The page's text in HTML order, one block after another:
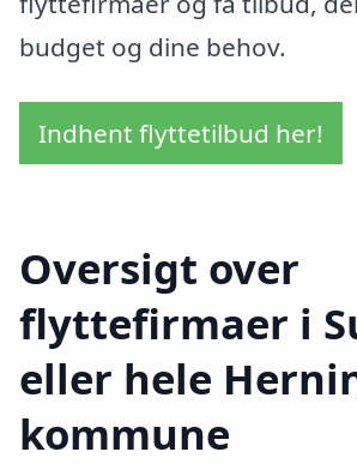
budget og dine behov.
Indhent flyttetilbud her!
Oversigt over
flyttefirmaer i
eller hele
kommune